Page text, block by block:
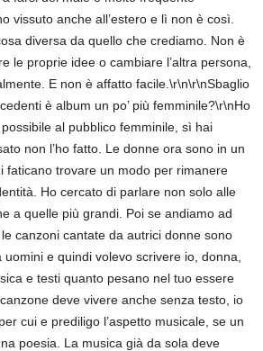
vissuto anche all’estero e lì non è così.
diversa da quello che crediamo. Non è
le proprie idee o cambiare l’altra persona,
E non è affatto facile.\r\n\r\nSbaglio
è album un po’ più femminile?\r\nHo
al pubblico femminile, sì hai
non l’ho fatto. Le donne ora sono in un
faticano trovare un modo per rimanere
Ho cercato di parlare non solo alle
a quelle più grandi. Poi se andiamo ad
canzoni cantate da autrici donne sono
e quindi volevo scrivere io, donna,
e testi quanto pesano nel tuo essere
deve vivere anche senza testo, io
cui e prediligo l’aspetto musicale, se un
poesia. La musica già da sola deve